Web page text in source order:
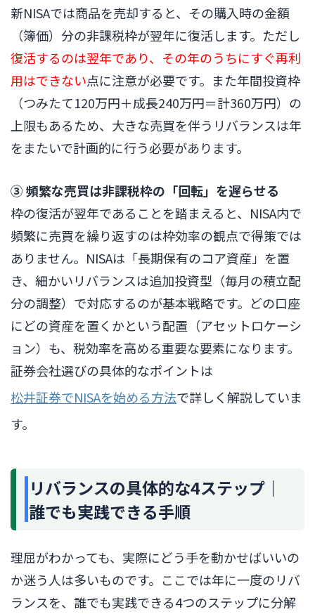
新NISAでは商品を売却すると、その購入時の金額
（簿価）分の非課税枠が翌年に復活します。ただし
復活するのは翌年であり、その年のうちにすぐ再利
用はできない点に注意が必要です。また年間投資枠
（つみたて120万円＋成長240万円＝計360万円）の
上限もあるため、大きな売買を伴うリバランスは年
をまたいで計画的に行う必要があります。
③ 頻繁な売買は非課税枠の「回転」を遅らせる
枠の復活が翌年であることを踏まえると、NISA内で
頻繁に売買を繰り返すのは枠効率の観点で得策では
ありません。NISAは「長期保有のコア資産」を置
き、細かいリバランスは追加投資型（毎月の積立配
分の調整）で対応するのが基本戦略です。どの口座
にどの資産を置くかという配置（アセットロケーシ
ョン）も、税効率を高める重要な要素になります。
証券会社選びの具体的なポイントは
松井証券でNISAを始める方法で詳しく解説していま
す。
リバランスの具体的な4ステップ｜
誰でも実践できる手順
理屈がわかっても、実際にどう手を動かせばいいの
か迷う人は多いものです。ここでは年に一度のリバ
ランスを、誰でも実践できる4つのステップに分解